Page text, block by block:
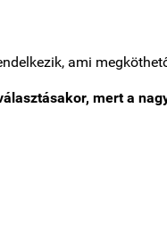
ami
mert a